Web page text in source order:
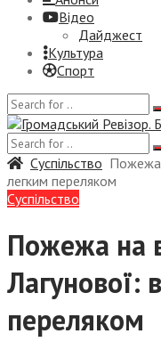
Відео
Дайджест
Культура
Спорт
Суспiльство Пожежа
легким переляком
Суспiльство
Пожежа на
Лагунової:
переляком